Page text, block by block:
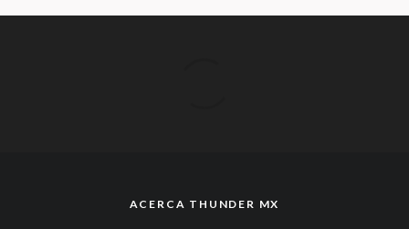
ACERCA THUNDER MX